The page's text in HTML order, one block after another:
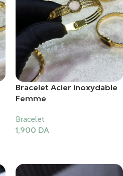
Bracelet Acier inoxydable
Femme
Bracelet
1,900 DA